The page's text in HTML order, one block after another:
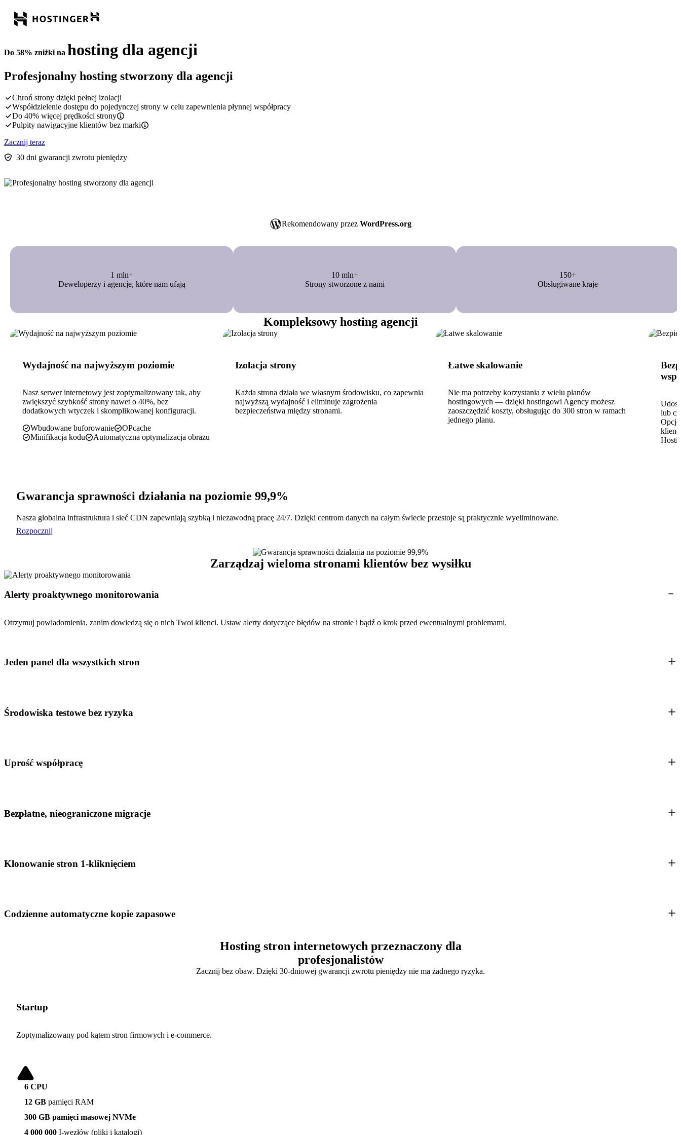
Do 58% zniżki na hosting dla agencji
Profesjonalny hosting stworzony dla agencji
Chroń strony dzięki pełnej izolacji
Współdzielenie dostępu do pojedynczej strony w celu zapewnienia płynnej współpracy
Do 40% więcej prędkości strony
Pulpity nawigacyjne klientów bez marki
Zacznij teraz
30 dni gwarancji zwrotu pieniędzy
Rekomendowany przez WordPress.org
1 mln+
Deweloperzy i agencje, które nam ufają
10 mln+
Strony stworzone z nami
150+
Obsługiwane kraje
Kompleksowy hosting agencji
Wydajność na najwyższym poziomie
Nasz serwer internetowy jest zoptymalizowany tak, aby
zwiększyć szybkość strony nawet o 40%, bez
dodatkowych wtyczek i skomplikowanej konfiguracji.
Wbudowane buforowanie
OPcache
Minifikacja kodu
Automatyczna optymalizacja obrazu
Izolacja strony
Każda strona działa we własnym środowisku, co zapewnia
najwyższą wydajność i eliminuje zagrożenia
bezpieczeństwa między stronami.
Łatwe skalowanie
Nie ma potrzeby korzystania z wielu planów
hostingowych — dzięki hostingowi Agency możesz
zaoszczędzić koszty, obsługując do 300 stron w ramach
jednego planu.
lub
Gwarancja sprawności działania na poziomie 99,9%
Nasza globalna infrastruktura i sieć CDN zapewniają szybką i niezawodną pracę 24/7. Dzięki centrom danych na całym świecie przestoje są praktycznie wyeliminowane.
Rozpocznij
Zarządzaj wieloma stronami klientów bez wysiłku
Alerty proaktywnego monitorowania
Otrzymuj powiadomienia, zanim dowiedzą się o nich Twoi klienci. Ustaw alerty dotyczące błędów na stronie i bądź o krok przed ewentualnymi problemami.
Jeden panel dla wszystkich stron
Środowiska testowe bez ryzyka
Uprość współpracę
Bezpłatne, nieograniczone migracje
Klonowanie stron 1-kliknięciem
Codzienne automatyczne kopie zapasowe
Hosting stron internetowych przeznaczony dla
profesjonalistów
Zacznij bez obaw. Dzięki 30-dniowej gwarancji zwrotu pieniędzy nie ma żadnego ryzyka.
Startup
Zoptymalizowany pod kątem stron firmowych i e-commerce.
6 CPU
12 GB pamięci RAM
300 GB pamięci masowej NVMe
4 000 000 I-węzłów (pliki i katalogi)